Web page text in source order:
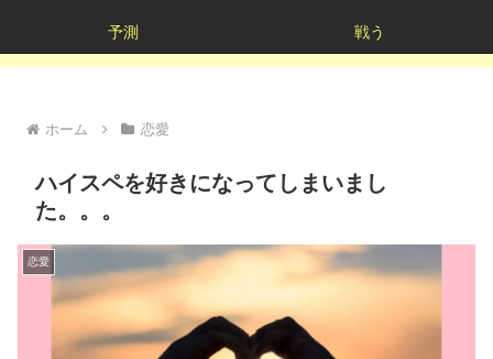
予測 戦う
ホーム 恋愛
ハイスペを好きになってしまいまし
た。。。
恋愛